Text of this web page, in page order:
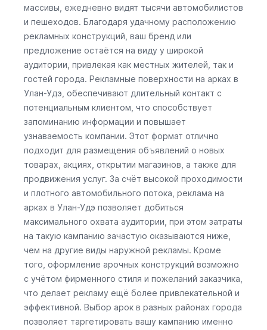
массивы, ежедневно видят тысячи автомобилистов
и пешеходов. Благодаря удачному расположению
рекламных конструкций, ваш бренд или
предложение остаётся на виду у широкой
аудитории, привлекая как местных жителей, так и
гостей города. Рекламные поверхности на арках в
Улан-Удэ, обеспечивают длительный контакт с
потенциальным клиентом, что способствует
запоминанию информации и повышает
узнаваемость компании. Этот формат отлично
подходит для размещения объявлений о новых
товарах, акциях, открытии магазинов, а также для
продвижения услуг. За счёт высокой проходимости
и плотного автомобильного потока, реклама на
арках в Улан-Удэ позволяет добиться
максимального охвата аудитории, при этом затраты
на такую кампанию зачастую оказываются ниже,
чем на другие виды наружной рекламы. Кроме
того, оформление арочных конструкций возможно
с учётом фирменного стиля и пожеланий заказчика,
что делает рекламу ещё более привлекательной и
эффективной. Выбор арок в разных районах города
позволяет таргетировать вашу кампанию именно